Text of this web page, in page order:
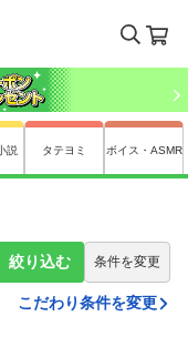
説 タテヨミ ボイス・ASMR
絞り込む 条件を変更
こだわり条件を変更